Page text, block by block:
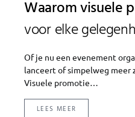
Waarom visuele
voor elke
Of je nu een evenement
lanceert of simpelweg
Visuele promotie…
LEES MEER